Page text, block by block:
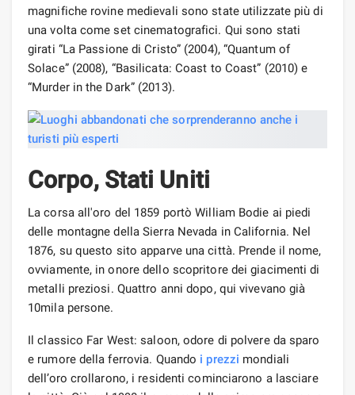
magnifiche rovine medievali sono state utilizzate più di
una volta come set cinematografici. Qui sono stati
girati “La Passione di Cristo” (2004), “Quantum of
Solace” (2008), “Basilicata: Coast to Coast” (2010) e
“Murder in the Dark” (2013).
Corpo, Stati Uniti
La corsa all'oro del 1859 portò William Bodie ai piedi
delle montagne della Sierra Nevada in California. Nel
1876, su questo sito apparve una città. Prende il nome,
ovviamente, in onore dello scopritore dei giacimenti di
metalli preziosi. Quattro anni dopo, qui vivevano già
10mila persone.
Il classico Far West: saloon, odore di polvere da sparo
e rumore della ferrovia. Quando i prezzi mondiali
dell’oro crollarono, i residenti cominciarono a lasciare